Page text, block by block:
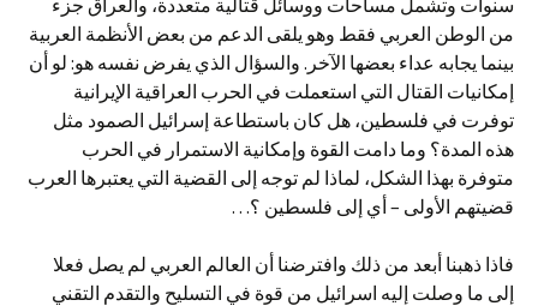
سنوات وتشمل مساحات ووسائل قتالية متعددة، والعراق جزء
من الوطن العربي فقط وهو يلقى الدعم من بعض الأنظمة العربية
بينما يجابه عداء بعضها الآخر. والسؤال الذي يفرض نفسه هو: لو أن
إمكانيات القتال التي استعملت في الحرب العراقية الإيرانية
توفرت في فلسطين، هل كان باستطاعة إسرائيل الصمود مثل
هذه المدة؟ وما دامت القوة وإمكانية الاستمرار في الحرب
متوفرة بهذا الشكل، لماذا لم توجه إلى القضية التي يعتبرها العرب
قضيتهم الأولى – أي إلى فلسطين ؟…
فاذا ذهبنا أبعد من ذلك وافترضنا أن العالم العربي لم يصل فعلا
إلى ما وصلت إليه اسرائيل من قوة في التسليح والتقدم التقني